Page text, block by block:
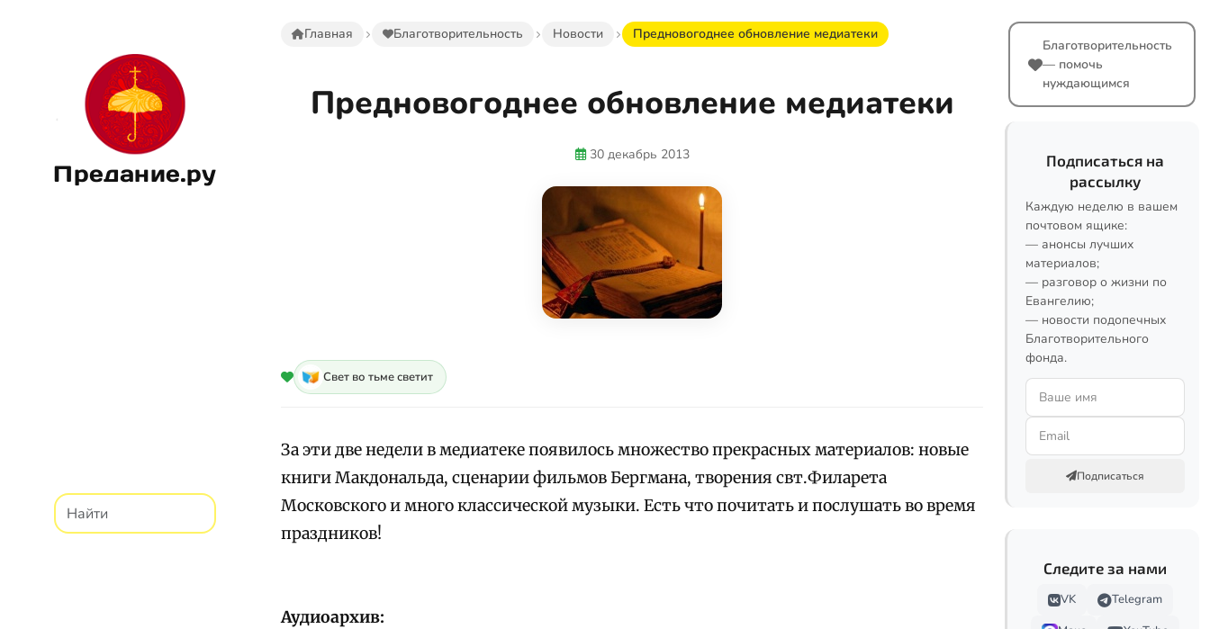
Предание.ру
Главная Благотворительность Новости Предновогоднее обновление медиатеки
Предновогоднее обновление медиатеки
30 декабрь 2013
Свет во тьме светит
За эти две недели в медиатеке появилось множество прекрасных материалов: новые
книги Макдональда, сценарии фильмов Бергмана, творения свт.Филарета
Московского и много классической музыки. Есть что почитать и послушать во время
праздников!
Аудиоархив:
Благотворительность
— помочь
нуждающимся
Подписаться на
рассылку
Каждую неделю в вашем
почтовом ящике:
— анонсы лучших
материалов;
— разговор о жизни по
Евангелию;
— новости подопечных
Благотворительного
фонда.
Подписаться
Следите за нами
VK
Telegram